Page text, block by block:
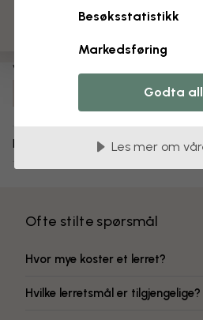
Matt overflate
Varenummer:
Levering og retur
Ofte stilte spørsmål
Hvor mye koster et lerret?
Hvilke lerretsmål er tilgjengelige?
Besøksstatistikk
Markedsføring
Godta
Les mer om